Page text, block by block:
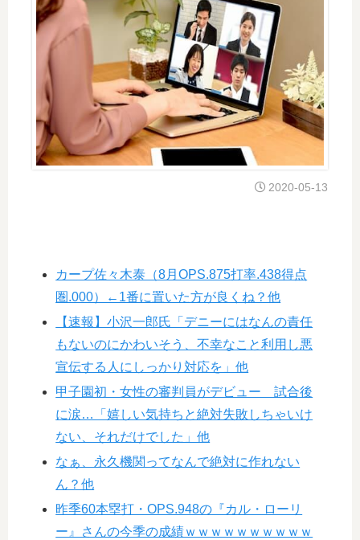
2020-05-13
カープ佐々木泰（8月OPS.875打率.438得点
圏.000）←1番に置いた方が良くね？他
【速報】小沢一郎氏「デニーにはなんの責任
もないのにかわいそう、不幸なこと利用し悪
宣伝する人にしっかり対応を」他
甲子園初・女性の審判員がデビュー 試合後
に涙…「嬉しい気持ちと絶対失敗しちゃいけ
ない、それだけでした」他
なぁ、永久機関ってなんで絶対に作れない
ん？他
昨季60本塁打・OPS.948の『カル・ローリ
ー』さんの今季の成績ｗｗｗｗｗｗｗｗｗｗ